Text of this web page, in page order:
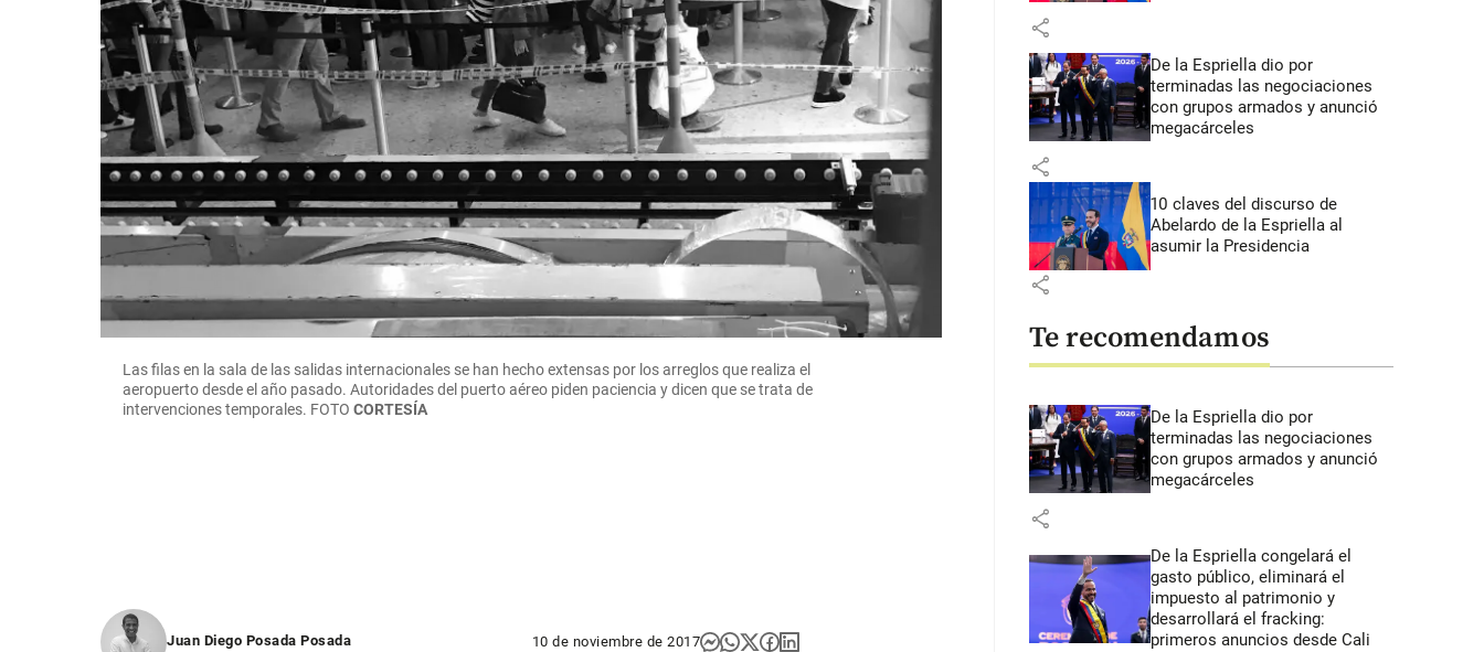
Las filas en la sala de las salidas internacionales se han hecho extensas por los arreglos que realiza el
aeropuerto desde el año pasado. Autoridades del puerto aéreo piden paciencia y dicen que se trata de
intervenciones temporales. FOTOCORTESÍA
Juan Diego Posada Posada 10 de noviembre de 2017
share
De la Espriella dio por
terminadas las negociaciones
con grupos armados y anunció
megacárceles
share
10 claves del discurso de
Abelardo de la Espriella al
asumir la Presidencia
share
Te recomendamos
De la Espriella dio por
terminadas las negociaciones
con grupos armados y anunció
megacárceles
share
De la Espriella congelará el
gasto público, eliminará el
impuesto al patrimonio y
desarrollará el fracking:
primeros anuncios desde Cali